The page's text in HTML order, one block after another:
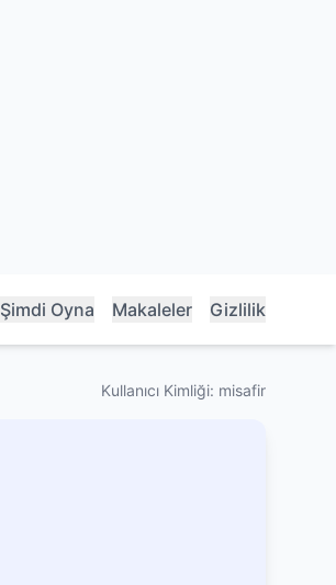
Şimdi Oyna Makaleler Gizlilik
Kullanıcı Kimliği: misafir